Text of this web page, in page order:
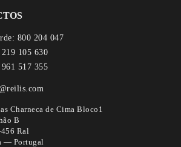
800 204 047
105 630
517 355
Charneca de Cima Bloco1
B
Ral
— Portugal